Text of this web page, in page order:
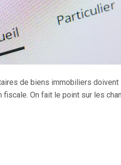
de biens immobiliers
fiscale. On fait le point sur les